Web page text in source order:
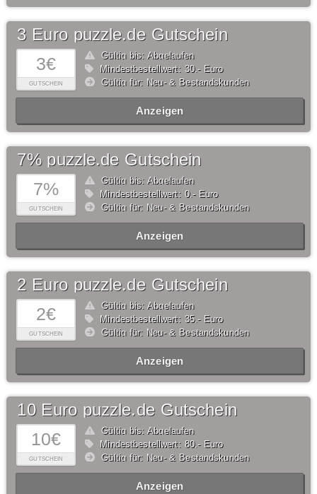
3€
GUTSCHEIN
3 Euro puzzle.de Gutschein
Gültig bis: Abgelaufen
Mindestbestellwert: 30,- Euro
Gültig für: Neu- & Bestandskunden
Anzeigen
7%
GUTSCHEIN
7% puzzle.de Gutschein
Gültig bis: Abgelaufen
Mindestbestellwert: 0,- Euro
Gültig für: Neu- & Bestandskunden
Anzeigen
2€
GUTSCHEIN
2 Euro puzzle.de Gutschein
Gültig bis: Abgelaufen
Mindestbestellwert: 35,- Euro
Gültig für: Neu- & Bestandskunden
Anzeigen
10€
GUTSCHEIN
10 Euro puzzle.de Gutschein
Gültig bis: Abgelaufen
Mindestbestellwert: 80,- Euro
Gültig für: Neu- & Bestandskunden
Anzeigen